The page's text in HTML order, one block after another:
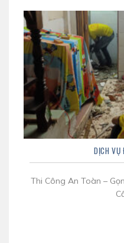
DỊCH VỤ
Thi Công An Toàn –